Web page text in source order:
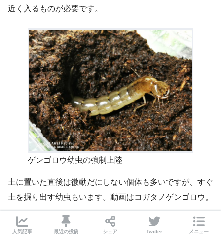
近く入るものが必要です。
ゲンゴロウ幼虫の強制上陸
土に置いた直後は微動だにしない個体も多いですが、すぐ
土を掘り出す幼虫もいます。動画はコガタノゲンゴロウ。
人気記事 最近の投稿 シェア Twitter メニュー